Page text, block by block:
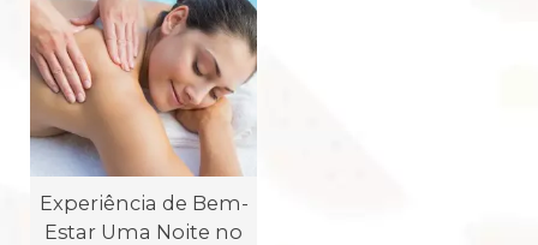
Experiência de Bem-
Estar Uma Noite no